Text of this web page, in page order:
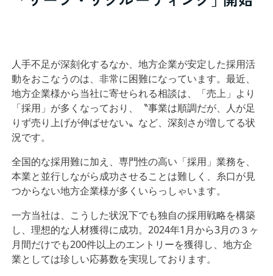
人手不足が深刻化するなか、地方企業が安定した採用活
動をおこなうのは、非常に困難になっています。最近、
地方企業様から当社に寄せられる相談は、「売上」より
「採用」が多くなっており、〝事業は順調だが、人が足
りず売り上げが伸ばせない〟など、深刻さが増してる状
況です。
全国的な採用難に加え、専門性の高い「採用」業務を、
本業と並行しながら成功させることは難しく、糸口が見
つからない地方企業様が多くいらっしゃいます。
一方当社は、こうした状況下でも独自の採用戦略を構築
し、理想的な人材獲得に成功。2024年1月から3月の３ヶ
月間だけでも200件以上のエントリーを獲得し、地方企
業としては珍しい応募数を実現しております。